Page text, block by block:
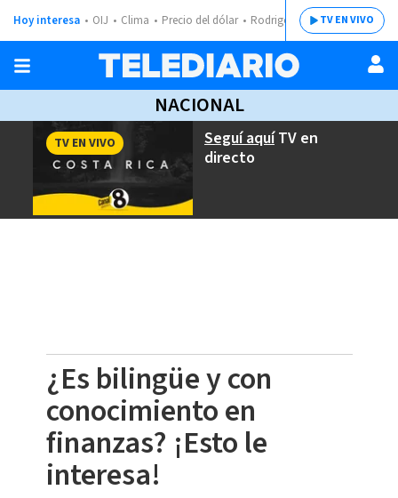
Hoy interesa OIJ Clima Precio del dólar Rodrigo ChavesTV EN VIVO
NACIONAL
Seguí aquíTV en
directo
TV EN VIVO
¿Es bilingüe y con
conocimiento en
finanzas? ¡Esto le
interesa!